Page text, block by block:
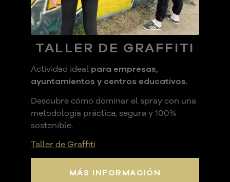
TALLER DE GRAFFITI
Actividad ideal para empresas,
ayuntamientos y centros educativos.
Descubre cómo dominar el spray con una
metodología práctica, segura y 100%
sostenible.
Taller de Graffiti
MÁS INFORMACIÓN